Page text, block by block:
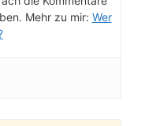
Mehr zu mir: Wer